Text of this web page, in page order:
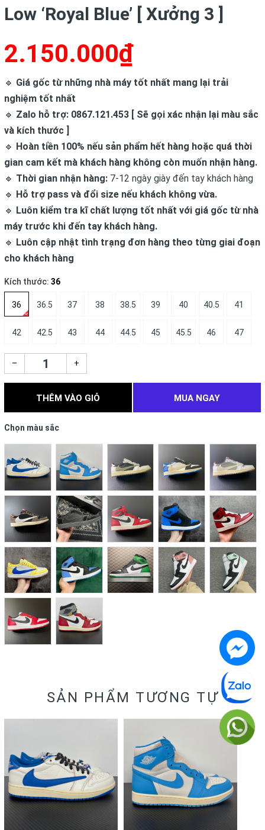
Low ‘Royal Blue’ [ Xưởng 3 ]
2.150.000₫
🔹 Giá gốc từ những nhà máy tốt nhất mang lại trải
nghiệm tốt nhất
🔹 Zalo hỗ trợ: 0867.121.453 [ Sẽ gọi xác nhận lại màu sắc
và kích thước ]
🔹 Hoàn tiền 100% nếu sản phẩm hết hàng hoặc quá thời
gian cam kết mà khách hàng không còn muốn nhận hàng.
🔹 Thời gian nhận hàng: 7-12 ngày giày đến tay khách hàng
🔹 Hỗ trợ pass và đổi size nếu khách không vừa.
🔹 Luôn kiểm tra kĩ chất lượng tốt nhất với giá gốc từ nhà
máy trước khi đến tay khách hàng.
🔹 Luôn cập nhật tình trạng đơn hàng theo từng giai đoạn
cho khách hàng
Kích thước: 36
36 36.5 37 38 38.5 39 40 40.5 41
42 42.5 43 44 44.5 45 45.5 46 47
– +
THÊM VÀO GIỎ MUA NGAY
Chọn màu sắc
SẢN PHẨM TƯƠNG TỰ